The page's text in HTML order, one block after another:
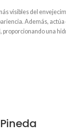
visibles del
Además,
proporcionando una